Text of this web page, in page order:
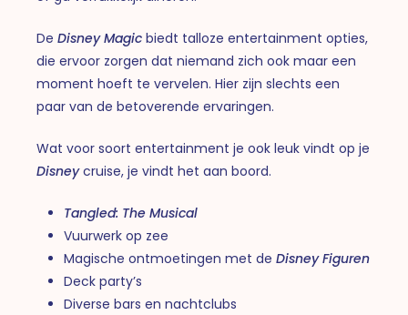
DeDisney Magic biedt talloze entertainment opties,
die ervoor zorgen dat niemand zich ook maar een
moment hoeft te vervelen. Hier zijn slechts een
paar van de betoverende ervaringen.
Wat voor soort entertainment je ook leuk vindt op je
Disneycruise, je vindt het aan boord.
Tangled: The Musical
Vuurwerk op zee
Magische ontmoetingen met deDisney Figuren
Deck party’s
Diverse bars en nachtclubs